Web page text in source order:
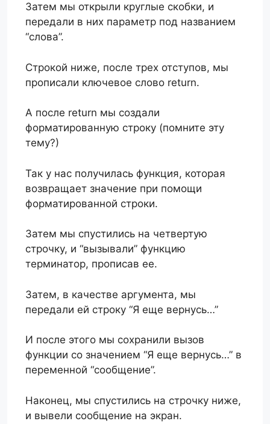
Затем мы открыли круглые скобки, и
передали в них параметр под названием
“слова”.
Строкой ниже, после трех отступов, мы
прописали ключевое слово return.
А после return мы создали
форматированную строку (помните эту
тему?)
Так у нас получилась функция, которая
возвращает значение при помощи
форматированной строки.
Затем мы спустились на четвертую
строчку, и “вызывали” функцию
терминатор, прописав ее.
Затем, в качестве аргумента, мы
передали ей строку “Я еще вернусь…”
И после этого мы сохранили вызов
функции со значением “Я еще вернусь…” в
переменной “сообщение”.
Наконец, мы спустились на строчку ниже,
и вывели сообщение на экран.